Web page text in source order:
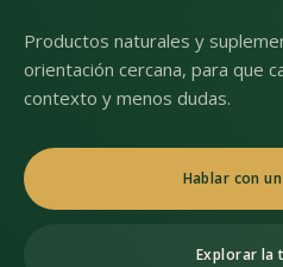
Productos naturales y
orientación cercana, para que
contexto y menos dudas.
Hablar con
Explorar la